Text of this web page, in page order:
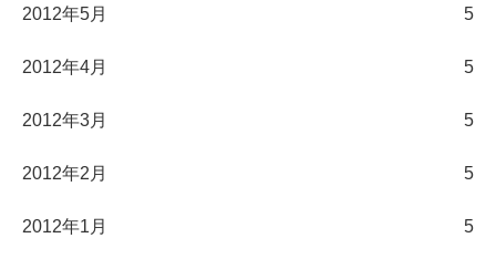
2012年5月 5
2012年4月 5
2012年3月 5
2012年2月 5
2012年1月 5